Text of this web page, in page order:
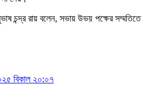
চন্দ্র রায় বলেন, সভায় উভয় পক্ষের
বিকাল ২০:০৭